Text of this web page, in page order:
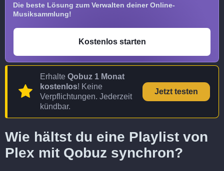
Die beste Lösung zum Verwalten deiner Online-
Musiksammlung!
Kostenlos starten
Erhalte Qobuz 1 Monat
kostenlos! Keine
Verpflichtungen. Jederzeit
kündbar.
Jetzt testen
Wie hältst du eine Playlist von
Plex mit Qobuz synchron?